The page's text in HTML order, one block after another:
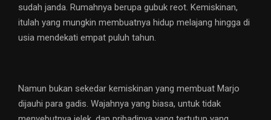
sudah janda. Rumahnya berupa gubuk reot. Kemiskinan,
itulah yang mungkin membuatnya hidup melajang hingga di
usia mendekati empat puluh tahun.
Namun bukan sekedar kemiskinan yang membuat Marjo
dijauhi para gadis. Wajahnya yang biasa, untuk tidak